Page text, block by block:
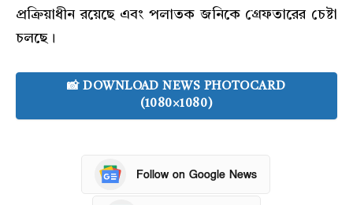
প্রক্রিয়াধীন রয়েছে এবং পলাতক জনিকে গ্রেফতারের চেষ্টা
চলছে।
📸 DOWNLOAD NEWS PHOTOCARD
(1080×1080)
Follow on Google News